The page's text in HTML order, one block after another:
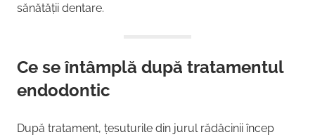
sănătății dentare.
Ce se întâmplă după tratamentul
endodontic
După tratament, țesuturile din jurul rădăcinii încep